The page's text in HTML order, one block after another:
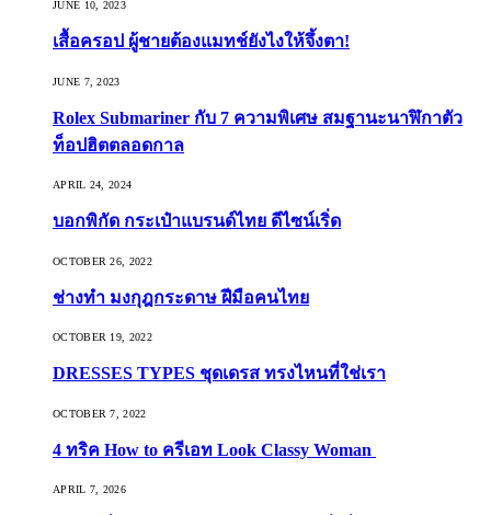
JUNE 10, 2023
เสื้อครอป ผู้ชายต้องแมทช์ยังไงให้จึ้งตา!
JUNE 7, 2023
Rolex Submariner กับ 7 ความพิเศษ สมฐานะนาฬิกาตัว
ท็อปฮิตตลอดกาล
APRIL 24, 2024
บอกพิกัด กระเป๋าแบรนด์ไทย ดีไซน์เริ่ด
OCTOBER 26, 2022
ช่างทำ มงกุฎกระดาษ ฝีมือคนไทย
OCTOBER 19, 2022
DRESSES TYPES ชุดเดรส ทรงไหนที่ใช่เรา
OCTOBER 7, 2022
4 ทริค How to ครีเอท Look Classy Woman
APRIL 7, 2026